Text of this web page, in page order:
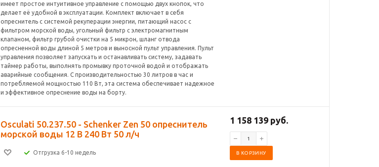
имеет простое интуитивное управление с помощью двух кнопок, что
делает её удобной в эксплуатации. Комплект включает в себя
опреснитель с системой рекуперации энергии, питающий насос с
фильтром морской воды, угольный фильтр с электромагнитным
клапаном, фильтр грубой очистки на 5 микрон, шланг отвода
опресненной воды длиной 5 метров и выносной пульт управления. Пульт
управления позволяет запускать и останавливать систему, задавать
таймер работы, выполнять промывку проточной водой и отображать
аварийные сообщения. С производительностью 30 литров в час и
потребляемой мощностью 110 Вт, эта система обеспечивает надежное
и эффективное опреснение воды на борту.
Osculati 50.237.50 - Schenker Zen 50 опреснитель
морской воды 12 В 240 Вт 50 л/ч
Отгрузка 6-10 недель
1 158 139 руб.
В КОРЗИНУ